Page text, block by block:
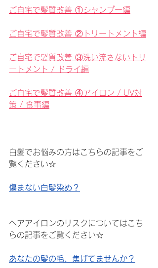
ご自宅で髪質改善 ①シャンプー編
ご自宅で髪質改善 ②トリートメント編
ご自宅で髪質改善 ③洗い流さないトリ
ートメント / ドライ編
ご自宅で髪質改善 ④アイロン / UV対
策 / 食事編
白髪でお悩みの方はこちらの記事をご
覧ください☆
傷まない白髪染め？
ヘアアイロンのリスクについてはこち
らの記事をご覧ください☆
あなたの髪の毛、焦げてませんか？